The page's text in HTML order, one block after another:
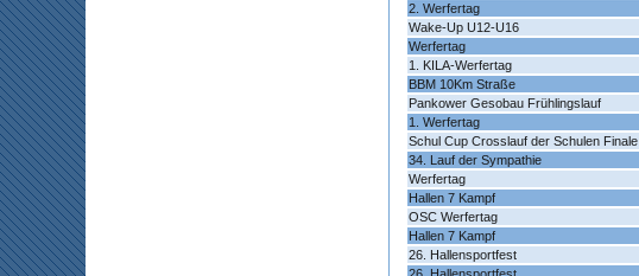
2. Werfertag
Wake-Up U12-U16
Werfertag
1. KILA-Werfertag
BBM 10Km Straße
Pankower Gesobau Frühlingslauf
1. Werfertag
Schul Cup Crosslauf der Schulen Finale
34. Lauf der Sympathie
Werfertag
Hallen 7 Kampf
OSC Werfertag
Hallen 7 Kampf
26. Hallensportfest